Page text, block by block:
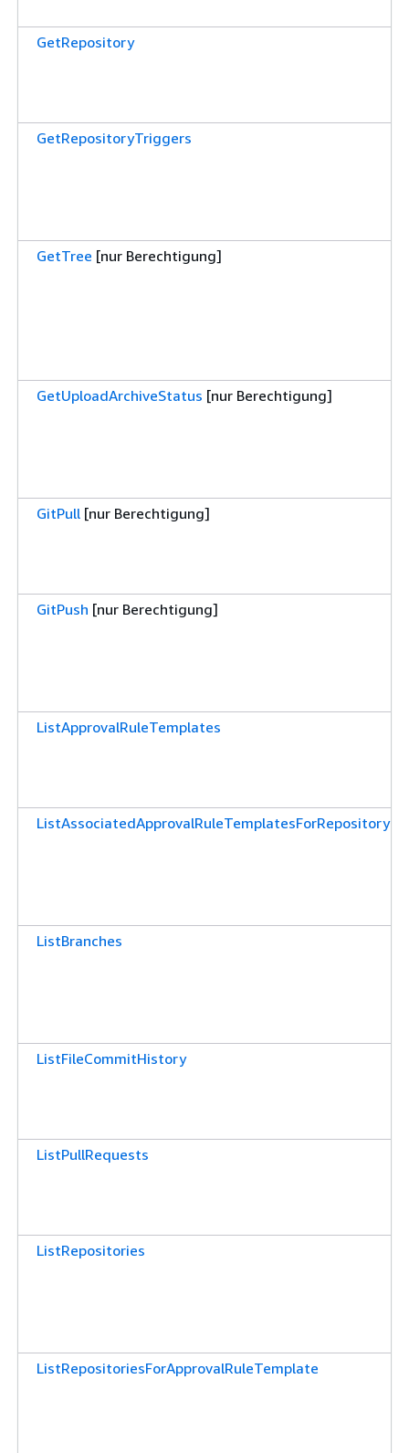
GetRepository
GetRepositoryTriggers
GetTree [nur Berechtigung]
GetUploadArchiveStatus [nur Berechtigung]
GitPull [nur Berechtigung]
GitPush [nur Berechtigung]
ListApprovalRuleTemplates
ListAssociatedApprovalRuleTemplatesForRepository
ListBranches
ListFileCommitHistory
ListPullRequests
ListRepositories
ListRepositoriesForApprovalRuleTemplate